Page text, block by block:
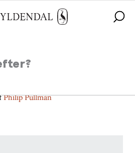
- Det gyldne
Philip Pullman